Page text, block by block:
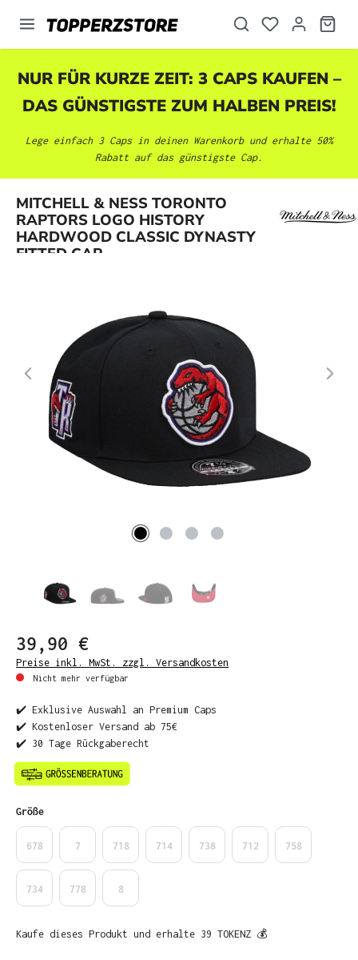
springen
NUR FÜR KURZE ZEIT: 3 CAPS KAUFEN –
DAS GÜNSTIGSTE ZUM HALBEN PREIS!
Lege einfach 3 Caps in deinen Warenkorb und erhalte 50%
Rabatt auf das günstigste Cap.
MITCHELL & NESS TORONTO
RAPTORS LOGO HISTORY
HARDWOOD CLASSIC DYNASTY
FITTED CAP
Bildergalerie überspringen
39,90 €
Preise inkl. MwSt. zzgl. Versandkosten
Nicht mehr verfügbar
✔️ Exklusive Auswahl an Premium Caps
✔️ Kostenloser Versand ab 75€
✔️ 30 Tage Rückgaberecht
Größeauswählen
678 7 718 714 738 712 758
734 778 8
Kaufe dieses Produkt und erhalte 39 TOKENZ 💰